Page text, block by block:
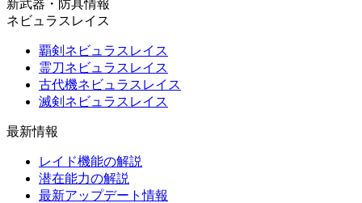
新武器・防具情報
ネビュラスレイス
覇剣ネビュラスレイス
霊刀ネビュラスレイス
古代機ネビュラスレイス
滅剣ネビュラスレイス
最新情報
レイド機能の解説
潜在能力の解説
最新アップデート情報